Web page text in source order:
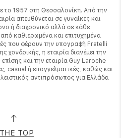
το 1957 στη Θεσσαλονίκη. Από την
απευθύνεται σε γυναίκες και
ή διαχρονικό αλλά σε κάθε
καθιερωμένα και επιτυχημένα
που φέρουν την υπογραφή Fratelli
χονδρικής, η εταιρία διανέμει την
και την εταιρία Guy Laroche
casual ή επαγγελματικές, καθώς και
αντιπρόσωπος για Ελλάδα
TOP